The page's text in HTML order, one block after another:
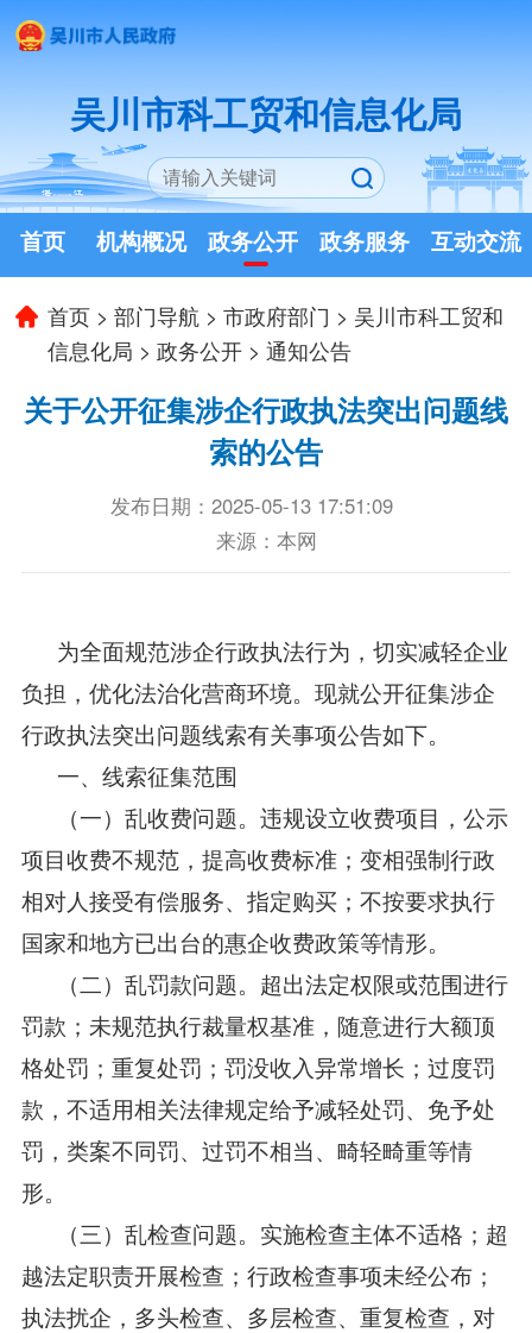
吴川市科工贸和信息化局
首页 机构概况 政务公开 政务服务 互动交流
首页 >部门导航 >市政府部门 > 吴川市科工贸和
信息化局 >政务公开 >通知公告
关于公开征集涉企行政执法突出问题线
索的公告
发布日期：2025-05-13 17:51:09
来源：本网
为全面规范涉企行政执法行为，切实减轻企业
负担，优化法治化营商环境。现就公开征集涉企
行政执法突出问题线索有关事项公告如下。
一、线索征集范围
（一）乱收费问题。违规设立收费项目，公示
项目收费不规范，提高收费标准；变相强制行政
相对人接受有偿服务、指定购买；不按要求执行
国家和地方已出台的惠企收费政策等情形。
（二）乱罚款问题。超出法定权限或范围进行
罚款；未规范执行裁量权基准，随意进行大额顶
格处罚；重复处罚；罚没收入异常增长；过度罚
款，不适用相关法律规定给予减轻处罚、免予处
罚，类案不同罚、过罚不相当、畸轻畸重等情
形。
（三）乱检查问题。实施检查主体不适格；超
越法定职责开展检查；行政检查事项未经公布；
执法扰企，多头检查、多层检查、重复检查，对